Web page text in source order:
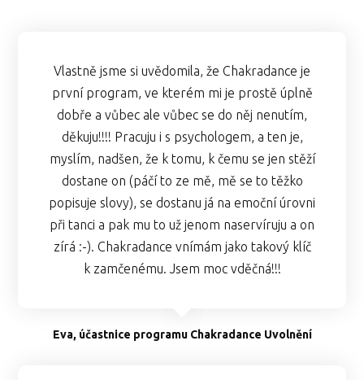
Vlastně jsme si uvědomila, že Chakradance je
první program, ve kterém mi je prostě úplně
dobře a vůbec ale vůbec se do něj nenutím,
děkuju!!!! Pracuju i s psychologem, a ten je,
myslím, nadšen, že k tomu, k čemu se jen stěží
dostane on (páčí to ze mě, mě se to těžko
popisuje slovy), se dostanu já na emoční úrovni
při tanci a pak mu to už jenom naservíruju a on
zírá :-). Chakradance vnímám jako takový klíč
k zamčenému. Jsem moc vděčná!!!
Eva, účastnice programu Chakradance Uvolnění